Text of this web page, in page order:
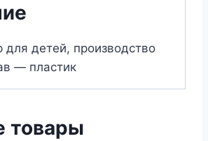
для детей, производство
— пластик
товары